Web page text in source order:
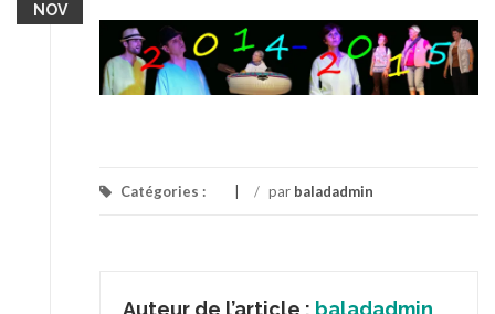
NOV
Catégories : / par baladadmin
Auteur de l’article : baladadmin